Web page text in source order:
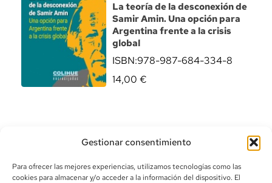
Gestionar consentimiento
Para ofrecer las mejores experiencias, utilizamos tecnologías como las
cookies para almacenar y/o acceder a la información del dispositivo. El
La teoría de la desconexión de
Samir Amin. Una opción para
Argentina frente a la crisis
global
ISBN:978-987-684-334-8
14,00 €